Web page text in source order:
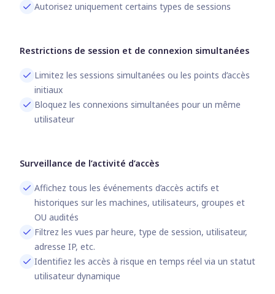
Autorisez uniquement certains types de sessions
Restrictions de session et de connexion simultanées
Limitez les sessions simultanées ou les points d’accès
initiaux
Bloquez les connexions simultanées pour un même
utilisateur
Surveillance de l’activité d’accès
Affichez tous les événements d’accès actifs et
historiques sur les machines, utilisateurs, groupes et
OU audités
Filtrez les vues par heure, type de session, utilisateur,
adresse IP, etc.
Identifiez les accès à risque en temps réel via un statut
utilisateur dynamique